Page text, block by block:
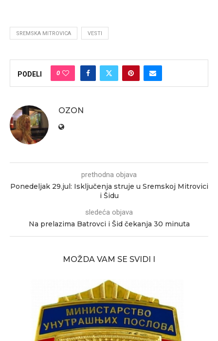
SREMSKA MITROVICA VESTI
PODELI 0
OZON
prethodna objava
Ponedeljak 29.jul: Isključenja struje u Sremskoj Mitrovici
i Šidu
sledeća objava
Na prelazima Batrovci i Šid čekanja 30 minuta
MOŽDA VAM SE SVIDI I